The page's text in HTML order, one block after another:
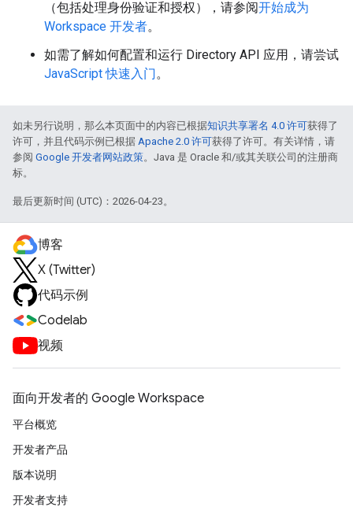
（包括处理身份验证和授权），请参阅开始成为
Workspace 开发者。
如需了解如何配置和运行 Directory API 应用，请尝试
JavaScript 快速入门。
如未另行说明，那么本页面中的内容已根据知识共享署名 4.0 许可获得了
许可，并且代码示例已根据 Apache 2.0 许可获得了许可。有关详情，请
参阅 Google 开发者网站政策。Java 是 Oracle 和/或其关联公司的注册商
标。
最后更新时间 (UTC)：2026-04-23。
博客
X (Twitter)
代码示例
Codelab
视频
面向开发者的 Google Workspace
平台概览
开发者产品
版本说明
开发者支持